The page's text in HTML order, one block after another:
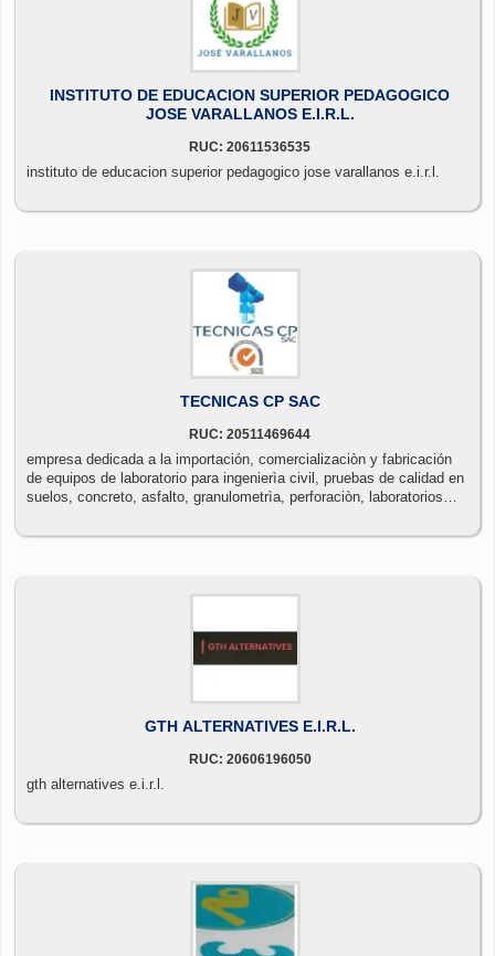
INSTITUTO DE EDUCACION SUPERIOR PEDAGOGICO
JOSE VARALLANOS E.I.R.L.
RUC: 20611536535
instituto de educacion superior pedagogico jose varallanos e.i.r.l.
TECNICAS CP SAC
RUC: 20511469644
empresa dedicada a la importación, comercializaciòn y fabricación
de equipos de laboratorio para ingenierìa civil, pruebas de calidad en
suelos, concreto, asfalto, granulometrìa, perforaciòn, laboratorios
GTH ALTERNATIVES E.I.R.L.
RUC: 20606196050
gth alternatives e.i.r.l.